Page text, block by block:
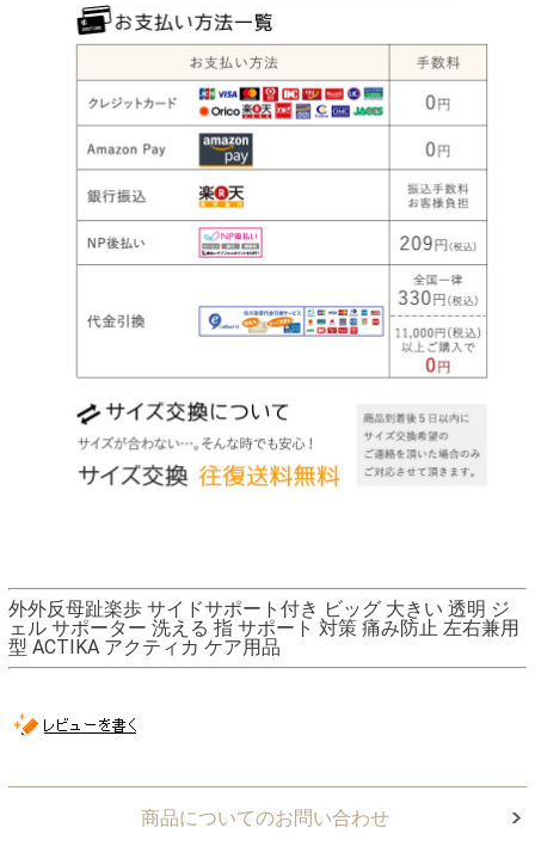
外外反母趾楽歩 サイドサポート付き ビッグ 大きい 透明 ジ
ェル サポーター 洗える 指 サポート 対策 痛み防止 左右兼用
型 ACTIKA アクティカ ケア用品
商品についてのお問い合わせ